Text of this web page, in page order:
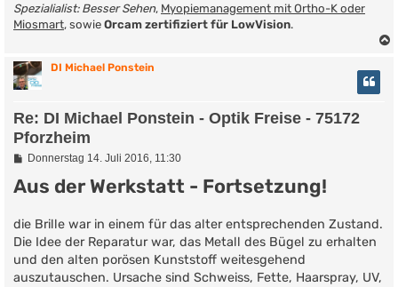
Spezialialist: Besser Sehen, Myopiemanagement mit Ortho-K oder
Miosmart, sowie Orcam zertifiziert für LowVision.
DI Michael Ponstein
Re: DI Michael Ponstein - Optik Freise - 75172
Pforzheim
B
i
t
a
g
Donnerstag 14. Juli 2016, 11:30
Aus der Werkstatt - Fortsetzung!
die Brille war in einem für das alter entsprechenden Zustand.
Die Idee der Reparatur war, das Metall des Bügel zu erhalten
und den alten porösen Kunststoff weitesgehend
auszutauschen. Ursache sind Schweiss, Fette, Haarspray, UV,